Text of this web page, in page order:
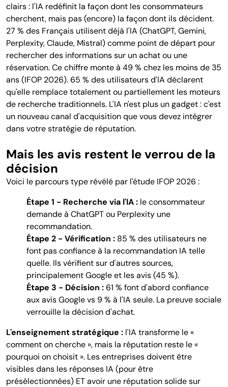
clairs : l'IA redéfinit la façon dont les consommateurs
cherchent, mais pas (encore) la façon dont ils décident.
27 % des Français utilisent déjà l'IA (ChatGPT, Gemini,
Perplexity, Claude, Mistral) comme point de départ pour
rechercher des informations sur un achat ou une
réservation. Ce chiffre monte à 49 % chez les moins de 35
ans (IFOP 2026). 65 % des utilisateurs d'IA déclarent
qu'elle remplace totalement ou partiellement les moteurs
de recherche traditionnels. L'IA n'est plus un gadget : c'est
un nouveau canal d'acquisition que vous devez intégrer
dans votre stratégie de réputation.
Mais les avis restent le verrou de la
décision
Voici le parcours type révélé par l'étude IFOP 2026 :
Étape 1 - Recherche via l'IA : le consommateur
demande à ChatGPT ou Perplexity une
recommandation.
Étape 2 - Vérification : 85 % des utilisateurs ne
font pas confiance à la recommandation IA telle
quelle. Ils vérifient sur d'autres sources,
principalement Google et les avis (45 %).
Étape 3 - Décision :61 % font d'abord confiance
aux avis Google vs 9 % à l'IA seule. La preuve sociale
verrouille la décision d'achat.
L'enseignement stratégique : l'IA transforme le «
comment on cherche », mais la réputation reste le «
pourquoi on choisit ». Les entreprises doivent être
visibles dans les réponses IA (pour être
présélectionnées) ET avoir une réputation solide sur